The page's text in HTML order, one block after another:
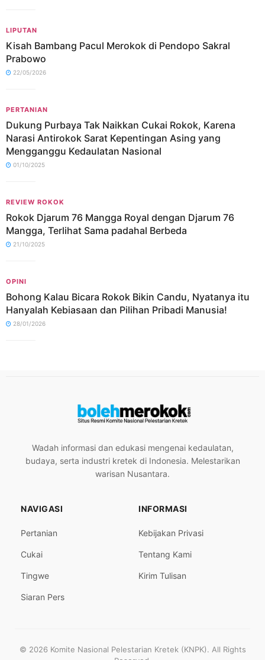
LIPUTAN
Kisah Bambang Pacul Merokok di Pendopo Sakral
Prabowo
22/05/2026
PERTANIAN
Dukung Purbaya Tak Naikkan Cukai Rokok, Karena
Narasi Antirokok Sarat Kepentingan Asing yang
Mengganggu Kedaulatan Nasional
01/10/2025
REVIEW ROKOK
Rokok Djarum 76 Mangga Royal dengan Djarum 76
Mangga, Terlihat Sama padahal Berbeda
21/10/2025
OPINI
Bohong Kalau Bicara Rokok Bikin Candu, Nyatanya itu
Hanyalah Kebiasaan dan Pilihan Pribadi Manusia!
28/01/2026
Wadah informasi dan edukasi mengenai kedaulatan,
budaya, serta industri kretek di Indonesia. Melestarikan
warisan Nusantara.
NAVIGASI
Pertanian
Cukai
Tingwe
Siaran Pers
INFORMASI
Kebijakan Privasi
Tentang Kami
Kirim Tulisan
© 2026 Komite Nasional Pelestarian Kretek (KNPK). All Rights